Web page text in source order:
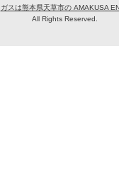
ガスは熊本県天草市の AMAKUSA
All Rights Reserved.